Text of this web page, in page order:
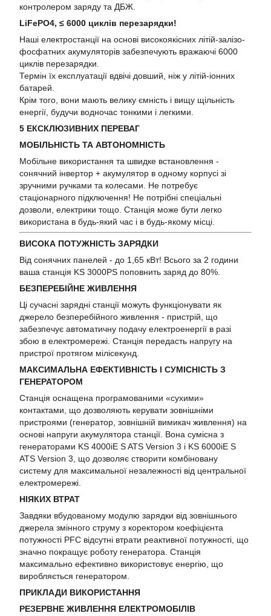
контролером заряду та ДБЖ.
LiFePO4, ≤ 6000 циклів перезарядки!
Наші електростанції на основі високоякісних літій-залізо-
фосфатних акумуляторів забезпечують вражаючі 6000
циклів перезарядки.
Термін їх експлуатації вдвічі довший, ніж у літій-іонних
батарей.
Крім того, вони мають велику ємність і вищу щільність
енергії, будучи водночас тонкими і легкими.
5 ЕКСКЛЮЗИВНИХ ПЕРЕВАГ
МОБІЛЬНІСТЬ ТА АВТОНОМНІСТЬ
Мобільне використання та швидке встановлення -
сонячний інвертор + акумулятор в одному корпусі зі
зручними ручками та колесами. Не потребує
стаціонарного підключення! Не потрібні спеціальні
дозволи, електрики тощо. Станція може бути легко
використана в будь-який час і в будь-якому місці.
ВИСОКА ПОТУЖНІСТЬ ЗАРЯДКИ
Від сонячних панелей - до 1,65 кВт! Всього за 2 години
ваша станція KS 3000PS поповнить заряд до 80%.
БЕЗПЕРЕБІЙНЕ ЖИВЛЕННЯ
Ці сучасні зарядні станції можуть функціонувати як
джерело безперебійного живлення - пристрій, що
забезпечує автоматичну подачу електроенергії в разі
збою в електромережі. Станція передасть напругу на
пристрої протягом мілісекунд.
МАКСИМАЛЬНА ЕФЕКТИВНІСТЬ І СУМІСНІСТЬ З
ГЕНЕРАТОРОМ
Станція оснащена програмованими «сухими»
контактами, що дозволяють керувати зовнішніми
пристроями (генератор, зовнішній вимикач живлення) на
основі напруги акумулятора станції. Вона сумісна з
генераторами KS 4000iE S ATS Version 3 і KS 6000iE S
ATS Version 3, що дозволяє створити комбіновану
систему для максимальної незалежності від центральної
електромережі.
НІЯКИХ ВТРАТ
Завдяки вбудованому модулю зарядки від зовнішнього
джерела змінного струму з коректором коефіцієнта
потужності PFC відсутні втрати реактивної потужності, що
значно покращує роботу генератора. Станція
максимально ефективно використовує енергію, що
виробляється генератором.
ПРИКЛАДИ ВИКОРИСТАННЯ
РЕЗЕРВНЕ ЖИВЛЕННЯ ЕЛЕКТРОМОБІЛІВ